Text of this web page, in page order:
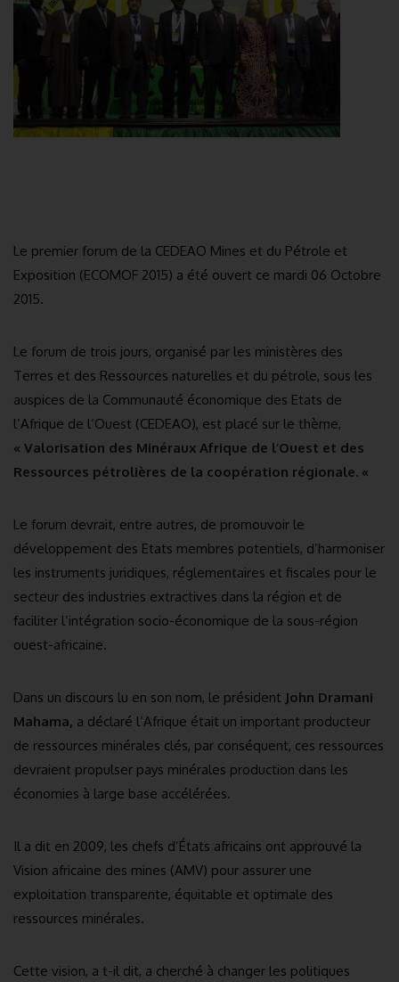
Le premier forum de la CEDEAO Mines et du Pétrole et
Exposition (ECOMOF 2015) a été ouvert ce mardi 06 Octobre
2015.
Le forum de trois jours, organisé par les ministères des
Terres et des Ressources naturelles et du pétrole, sous les
auspices de la Communauté économique des Etats de
l’Afrique de l’Ouest (CEDEAO), est placé sur le thème,
« Valorisation des Minéraux Afrique de l’Ouest et des
Ressources pétrolières de la coopération régionale. «
Le forum devrait, entre autres, de promouvoir le
développement des Etats membres potentiels, d’harmoniser
les instruments juridiques, réglementaires et fiscales pour le
secteur des industries extractives dans la région et de
faciliter l’intégration socio-économique de la sous-région
ouest-africaine.
Dans un discours lu en son nom, le président John Dramani
Mahama, a déclaré l’Afrique était un important producteur
de ressources minérales clés, par conséquent, ces ressources
devraient propulser pays minérales production dans les
économies à large base accélérées.
Il a dit en 2009, les chefs d’États africains ont approuvé la
Vision africaine des mines (AMV) pour assurer une
exploitation transparente, équitable et optimale des
ressources minérales.
Cette vision, a t-il dit, a cherché à changer les politiques